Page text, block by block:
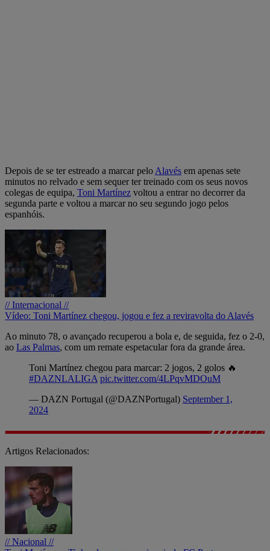
Depois de se ter estreado a marcar pelo Alavés em apenas sete
minutos no relvado e sem sequer ter treinado com os seus novos
colegas de equipa, Toni Martínez voltou a entrar no decorrer da
segunda parte e voltou a marcar no seu segundo jogo pelos
espanhóis.
// Internacional //
Vídeo: Toni Martínez chegou, jogou e fez a reviravolta do Alavés
Ao minuto 78, o avançado recuperou a bola e, de seguida, fez o 2-0,
ao Las Palmas, com um remate espetacular fora da grande área.
Toni Martínez chegou para marcar: 2 jogos, 2 golos 🔥
#DAZNLALIGA pic.twitter.com/4LPqvMDOuM
— DAZN Portugal (@DAZNPortugal) September 1,
2024
Artigos Relacionados:
// Nacional //